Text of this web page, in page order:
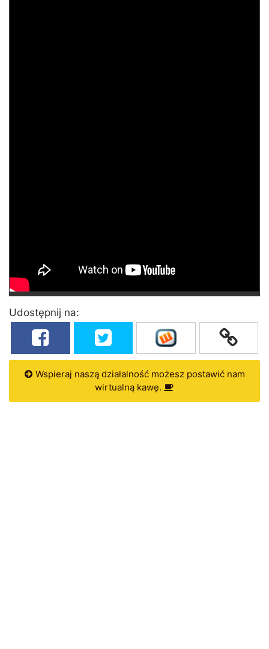
Udostępnij na:
Wspieraj naszą działalność możesz postawić nam
wirtualną kawę.